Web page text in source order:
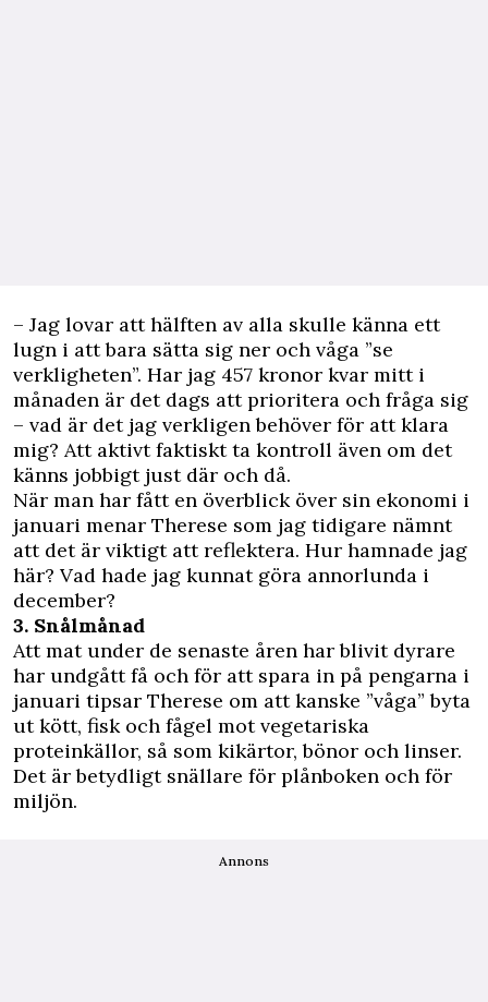
– Jag lovar att hälften av alla skulle känna ett
lugn i att bara sätta sig ner och våga ”se
verkligheten”. Har jag 457 kronor kvar mitt i
månaden är det dags att prioritera och fråga sig
– vad är det jag verkligen behöver för att klara
mig? Att aktivt faktiskt ta kontroll även om det
känns jobbigt just där och då.
När man har fått en överblick över sin ekonomi i
januari menar Therese som jag tidigare nämnt
att det är viktigt att reflektera. Hur hamnade jag
här? Vad hade jag kunnat göra annorlunda i
december?
3. Snålmånad
Att mat under de senaste åren har blivit dyrare
har undgått få och för att spara in på pengarna i
januari tipsar Therese om att kanske ”våga” byta
ut kött, fisk och fågel mot vegetariska
proteinkällor, så som kikärtor, bönor och linser.
Det är betydligt snällare för plånboken och för
miljön.
Annons